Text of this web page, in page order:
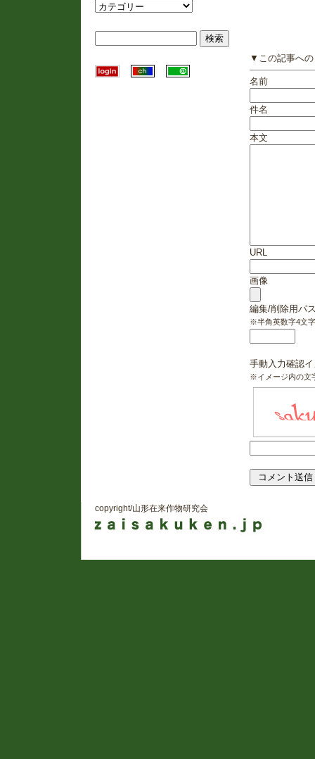
▼この記事へ
名前
件名
本文
URL
画像
編集/削除用パ
※半角英数字4文
手動入力確認
※イメージ内の文
copyright/山形在来作物研究会